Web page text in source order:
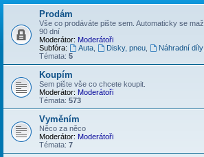
Prodám
Vše co prodáváte pište sem. Automaticky se
90 dní
Moderátor: Moderátoři
Subfóra:
Auta, Disky, pneu, Náhradní díly,
Témata: 5
Koupím
Sem pište vše co chcete koupit.
Moderátor: Moderátoři
Témata: 573
Vyměním
Něco za něco
Moderátor: Moderátoři
Témata: 7